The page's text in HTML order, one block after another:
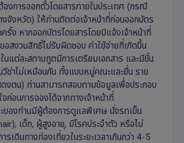
องการออกตั๋วโดยสารภายในประเทศ (กรณี
งจังหวัด) ให้ท่านติดต่อเจ้าหน้าที่ก่อนออกบัตร
ครั้ง หากออกบัตรโดยสารโดยมิแจ้งเจ้าหน้าที่
อสงวนสิทธิ์ไม่รับผิดชอบ ค่าใช้จ่ายที่เกิดขึ้น
นแต่ละสถานทูตมีการเตรียมเอกสาร และมีขั้น
วีซ่าไม่เหมือนกัน ทั้งแบบหมู่คณะและยื่น ราย
งตน) ท่านสามารถสอบถามข้อมูลเพื่อประกอบ
ก่อนการจองได้จากทางเจ้าหน้าที่
ของท่านมีผู้ต้องการดูแลพิเศษ นั่งรถเข็น
เด็ก, ผู้สูงอายุ, มีโรคประจำตัว หรือไม่
ารเดินทางท่องเที่ยวในระยะเวลาเกินกว่า 4-5